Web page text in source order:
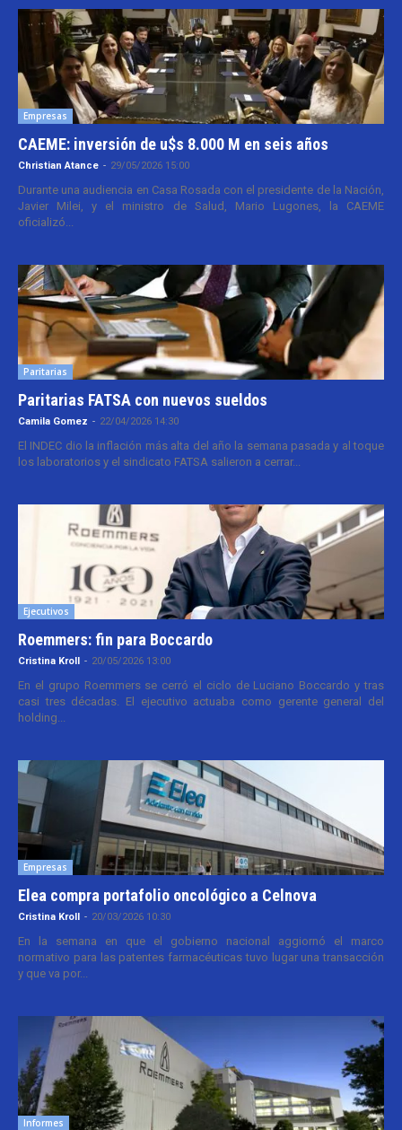
Empresas
CAEME: inversión de u$s 8.000 M en seis años
Christian Atance - 29/05/2026 15:00
Durante una audiencia en Casa Rosada con el presidente de la Nación,
Javier Milei, y el ministro de Salud, Mario Lugones, la CAEME
oficializó...
Paritarias
Paritarias FATSA con nuevos sueldos
Camila Gomez - 22/04/2026 14:30
El INDEC dio la inflación más alta del año la semana pasada y al toque
los laboratorios y el sindicato FATSA salieron a cerrar...
Ejecutivos
Roemmers: fin para Boccardo
Cristina Kroll - 20/05/2026 13:00
En el grupo Roemmers se cerró el ciclo de Luciano Boccardo y tras
casi tres décadas. El ejecutivo actuaba como gerente general del
holding...
Empresas
Elea compra portafolio oncológico a Celnova
Cristina Kroll - 20/03/2026 10:30
En la semana en que el gobierno nacional aggiornó el marco
normativo para las patentes farmacéuticas tuvo lugar una transacción
y que va por...
Informes